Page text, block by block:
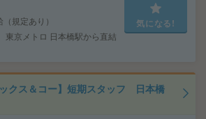
規定あり）
京メトロ 日本橋駅から直結
気になる!
クス＆コー】短期スタッフ 日本橋